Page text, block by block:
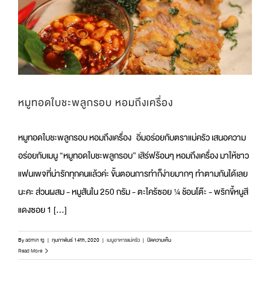
คน
ชอบ
รับ
ประทาน
เนื้อ
แบบ
แซ่
หมูทอดใบชะพลูกรอบ หอมถึงเครื่อง
หมูทอดใบชะพลูกรอบ หอมถึงเครื่อง อิ่มอร่อยกับตราแม่ครัว เสนอความ
อร่อยกับเมนู “หมูทอดใบชะพลูกรอบ” เสิร์ฟร้อนๆ หอมถึงเครื่อง มาให้ชาว
แฟนเพจที่น่ารักทุกคนแล้วค่ะ ขั้นตอนการทำก็ง่ายมากๆ ทำตามกันได้เลย
นะคะ ส่วนผสม - หมูสันใน 250 กรัม - ตะไคร้ซอย ¼ ช้อนโต๊ะ - พริกขี้หนูสี
แดงซอย 1 [...]
Byadmin fg | กุมภาพันธ์ 14th, 2020 | เมนูอาหารแม่ครัว | ปิดความเห็นบน
ทอด
Read More